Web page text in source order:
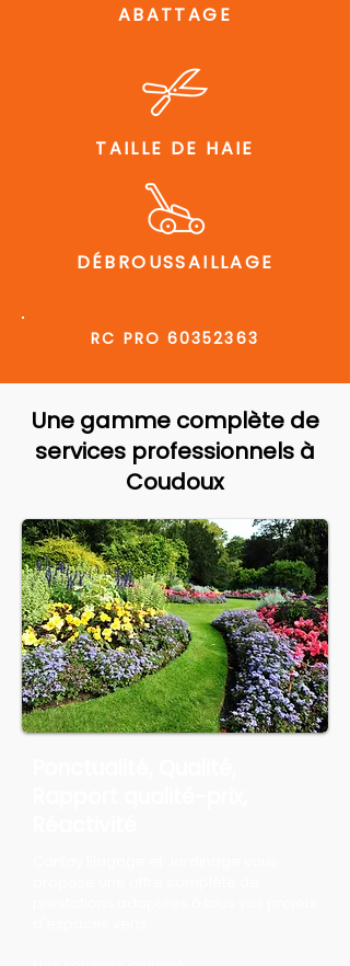
ABATTAGE
TAILLE DE HAIE
DÉBROUSSAILLAGE
RC PRO 60352363
Une gamme complète de
services professionnels à
Coudoux